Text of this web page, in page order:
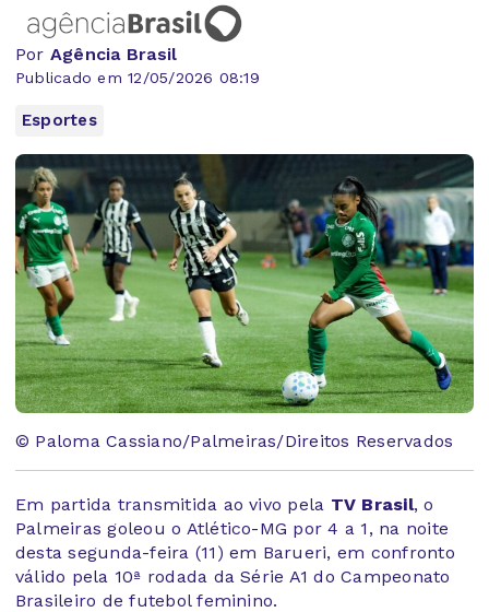
Por Agência Brasil
Publicado em 12/05/2026 08:19
Esportes
© Paloma Cassiano/Palmeiras/Direitos Reservados
Em partida transmitida ao vivo pela TV Brasil, o
Palmeiras goleou o Atlético-MG por 4 a 1, na noite
desta segunda-feira (11) em Barueri, em confronto
válido pela 10ª rodada da Série A1 do Campeonato
Brasileiro de futebol feminino.